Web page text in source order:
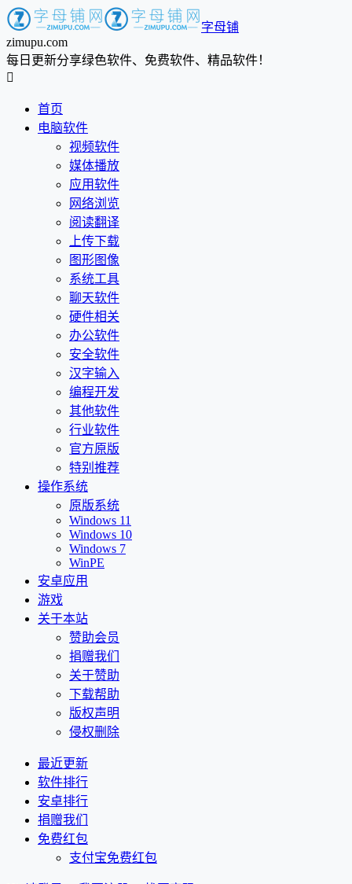
字母铺
zimupu.com
每日更新分享绿色软件、免费软件、精品软件！

首页
电脑软件
视频软件
媒体播放
应用软件
网络浏览
阅读翻译
上传下载
图形图像
系统工具
聊天软件
硬件相关
办公软件
安全软件
汉字输入
编程开发
其他软件
行业软件
官方原版
特别推荐
操作系统
原版系统
Windows 11
Windows 10
Windows 7
WinPE
安卓应用
游戏
关于本站
赞助会员
捐赠我们
关于赞助
下载帮助
版权声明
侵权删除
最近更新
软件排行
安卓排行
捐赠我们
免费红包
支付宝免费红包